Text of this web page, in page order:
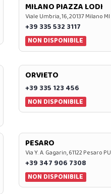
MILANO PIAZZA LODI
Viale Umbria, 16, 20137 Milano MI
+39 335 532 3117
NON DISPONIBILE
ORVIETO
+39 335 123 456
NON DISPONIBILE
PESARO
Via Y. A. Gagarin, 61122 Pesaro PU
+39 347 906 7308
NON DISPONIBILE